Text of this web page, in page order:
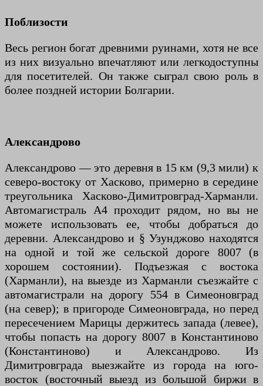
Поблизости
Весь регион богат древними руинами, хотя не все
из них визуально впечатляют или легкодоступны
для посетителей. Он также сыграл свою роль в
более поздней истории Болгарии.
Александрово
Александрово — это деревня в 15 км (9,3 мили) к
северо-востоку от Хасково, примерно в середине
треугольника Хасково-Димитровград-Харманли.
Автомагистраль А4 проходит рядом, но вы не
можете использовать ее, чтобы добраться до
деревни. Александрово и § Узунджово находятся
на одной и той же сельской дороге 8007 (в
хорошем состоянии). Подъезжая с востока
(Харманли), на выезде из Харманли съезжайте с
автомагистрали на дорогу 554 в Симеоновград
(на север); в пригороде Симеоновграда, но перед
пересечением Марицы держитесь запада (левее),
чтобы попасть на дорогу 8007 в Константиново
(Константиново) и Александрово. Из
Димитровграда выезжайте из города на юго-
восток (восточный выезд из большой биржи в